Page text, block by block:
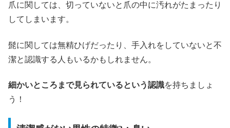
爪に関しては、切っていないと爪の中に汚れがたまったり
してしまいます。
髭に関しては無精ひげだったり、手入れをしていないと不
潔と認識する人もいるかもしれません。
細かいところまで見られているという認識を持ちましょ
う！